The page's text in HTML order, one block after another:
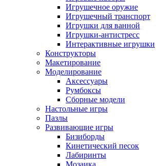
Игрушечное оружие
Игрушечный транспорт
Игрушки для ванной
Игрушки-антистресс
Интерактивные игрушки
Конструкторы
Макетирование
Моделирование
Аксессуары
Румбоксы
Сборные модели
Настольные игры
Пазлы
Развивающие игры
Бизиборды
Кинетический песок
Лабиринты
Мозаика